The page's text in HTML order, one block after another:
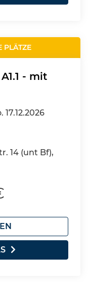
PLÄTZE
- mit
17.12.2026
14 (unt Bf),